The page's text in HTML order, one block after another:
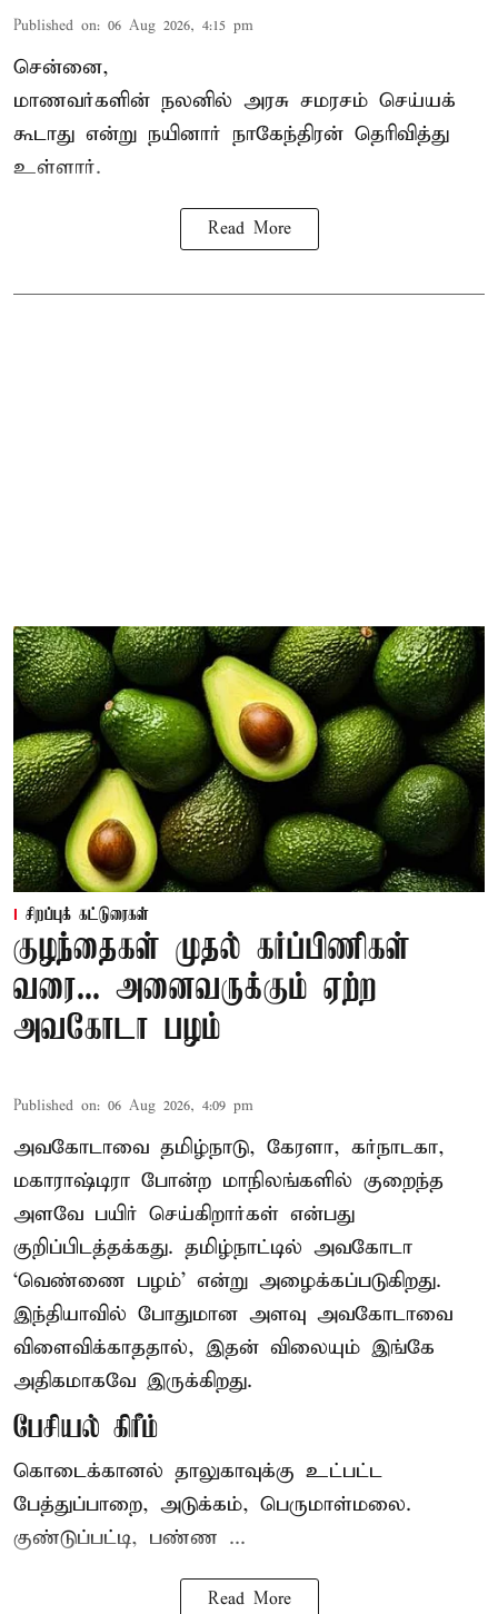
Published on: 06 Aug 2026, 4:15 pm
சென்னை,
மாணவர்களின் நலனில் அரசு சமரசம் செய்யக்
கூடாது என்று நயினார் நாகேந்திரன் தெரிவித்து
உள்ளார்.
Read More
சிறப்புக் கட்டுரைகள்
குழந்தைகள் முதல் கர்ப்பிணிகள்
வரை... அனைவருக்கும் ஏற்ற
அவகோடா பழம்
Published on: 06 Aug 2026, 4:09 pm
அவகோடாவை தமிழ்நாடு, கேரளா, கர்நாடகா,
மகாராஷ்டிரா போன்ற மாநிலங்களில் குறைந்த
அளவே பயிர் செய்கிறார்கள் என்பது
குறிப்பிடத்தக்கது. தமிழ்நாட்டில் அவகோடா
‘வெண்ணை பழம்’ என்று அழைக்கப்படுகிறது.
இந்தியாவில் போதுமான அளவு அவகோடாவை
விளைவிக்காததால், இதன் விலையும் இங்கே
அதிகமாகவே இருக்கிறது.
பேசியல் கிரீம்
கொடைக்கானல் தாலுகாவுக்கு உட்பட்ட
பேத்துப்பாறை, அடுக்கம், பெருமாள்மலை.
குண்டுப்பட்டி, பண்ண ...
Read More